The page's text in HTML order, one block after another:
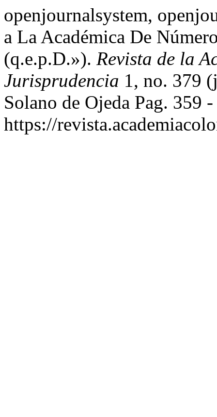
openjournalsystem,
a La Académica De
(q.e.p.D.»). Revista de la
Jurisprudencia 1, no. 379
Solano de Ojeda Pag. 359
https://